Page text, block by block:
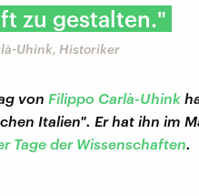
zu gestalten."
Uhink, Historiker
von Filippo Carlà-Uhink
Italien". Er hat ihn im
Tage der Wissenschaften.